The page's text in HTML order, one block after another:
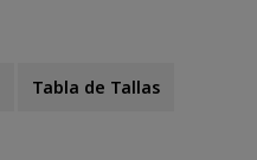
Tabla de Tallas